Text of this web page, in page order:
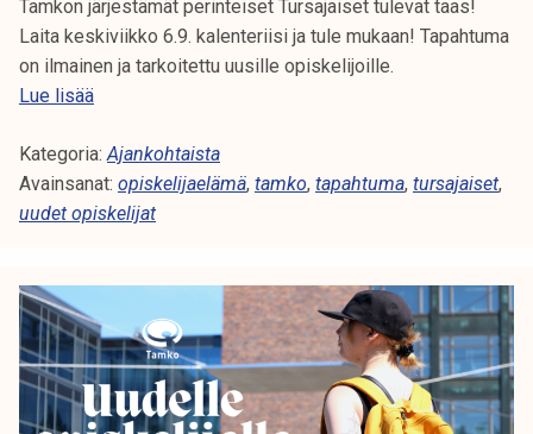
Tamkon järjestämät perinteiset Tursajaiset tulevat taas!
Laita keskiviikko 6.9. kalenteriisi ja tule mukaan! Tapahtuma
on ilmainen ja tarkoitettu uusille opiskelijoille.
Lue lisääT
m
k
o
r
s
a
j
Kategoria: Ajankohtaista
Avainsanat: opiskelijaelämä, tamko, tapahtuma, tursajaiset,
uudet opiskelijat